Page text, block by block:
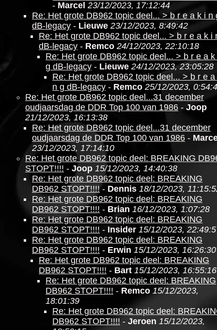
- Marcel 23/12/2023, 17:12:44
Re: Het grote DB962 topic deel... > b r e a k i n
dB-legacy - Lieuwe 23/12/2023, 8:49:42
Re: Het grote DB962 topic deel... > b r e a k i
dB-legacy - Remco 24/12/2023, 22:10:18
Re: Het grote DB962 topic deel... > b r e a k
g dB-legacy - Lieuwe 24/12/2023, 23:05:28
Re: Het grote DB962 topic deel... > b r e a
n g dB-legacy - Remco 25/12/2023,
Re: Het grote DB962 topic deel...31 december
oudjaarsdag de DDR Top 100 van 1986 - Joop
21/12/2023, 16:13:38
Re: Het grote DB962 topic deel...31 december
oudjaarsdag de DDR Top 100 van 1986 -
23/12/2023, 17:14:10
Re: Het grote DB962 topic deel: BREAKING
STOPT!!!! - Joop 15/12/2023, 14:40:38
Re: Het grote DB962 topic deel: BREAKING
DB962 STOPT!!!!- Dennis 18/12/2023,
Re: Het grote DB962 topic deel: BREAKING
DB962 STOPT!!!! - Brian 16/12/2023, 1:07:28
Re: Het grote DB962 topic deel: BREAKING
DB962 STOPT!!!! - Insider 15/12/2023,
Re: Het grote DB962 topic deel: BREAKING
DB962 STOPT!!!! - Erwin 15/12/2023, 16:26:30
Re: Het grote DB962 topic deel: BREAKING
DB962 STOPT!!!! - Bart 15/12/2023, 16:55:16
Re: Het grote DB962 topic deel: BREAKING
DB962 STOPT!!!! - Remco 15/12/2023,
18:01:39
Re: Het grote DB962 topic deel:
DB962 STOPT!!!! - Jeroen 15/12/2023,